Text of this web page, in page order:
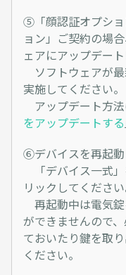
⑤「顔認証オプショ
ョン」ご契約の場
ェアにアップデート
ソフトウェアが
実施してください。
アップデート方
をアップデートする
⑥デバイスを再起動
「デバイス一式
リックしてください
再起動中は電気
ができませんので
ておいたり鍵を取
ください。